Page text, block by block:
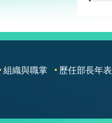
組織與職掌 歷任部長年表